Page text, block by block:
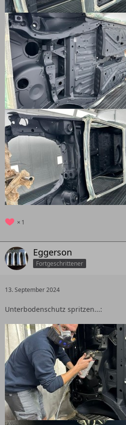
1
Eggerson
Fortgeschrittener
13. September 2024
Unterbodenschutz spritzen...: